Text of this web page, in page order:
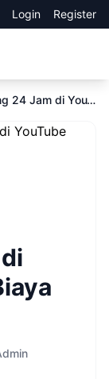
Login Register
Cara Mudah Live Streaming 24 Jam di YouTube Dengan Biaya Murah 2025!